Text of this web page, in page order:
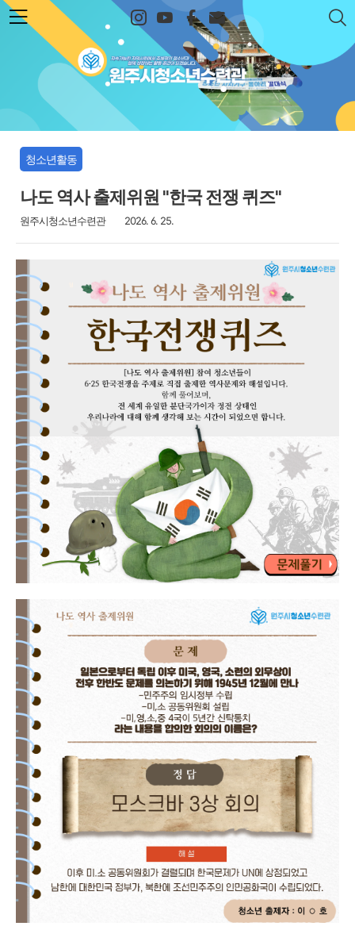
본문 바로가기
원주시청소년수련관
청소년활동
나도 역사 출제위원 "한국 전쟁 퀴즈"
원주시청소년수련관 2026. 6. 25.